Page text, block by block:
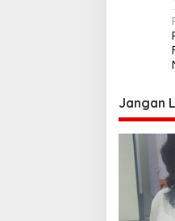
i
Jangan